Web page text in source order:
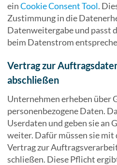
einCookie Consent Tool.
Zustimmung in die
Datenweitergabe und passt
beim Datenstrom
Vertrag zur
abschließen
Unternehmen erheben über
personenbezogene Daten.
Userdaten und geben sie an
weiter. Dafür müssen sie mit
Vertrag zur
schließen. Diese Pflicht